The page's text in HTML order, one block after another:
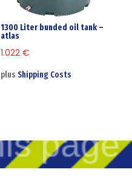
1300 Liter bunded oil tank –
atlas
1.022€
plusShipping Costs